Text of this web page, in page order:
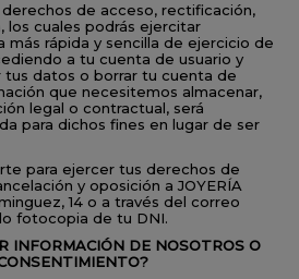
de acceso, rectificación,
los cuales podrás ejercitar
rápida y sencilla de ejercicio de
a tu cuenta de usuario y
datos o borrar tu cuenta de
que necesitemos almacenar,
legal o contractual, será
para dichos fines en lugar de ser
para ejercer tus derechos de
y oposición a JOYERÍA
14 o a través del correo
fotocopia de tu DNI.
INFORMACIÓN DE NOSOTROS O